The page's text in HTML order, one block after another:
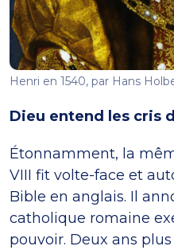
Henri en 1540, par Hans
Dieu entend les cris
Étonnamment, la
VIII fit volte-face et
Bible en anglais. Il
catholique romaine
pouvoir. Deux ans